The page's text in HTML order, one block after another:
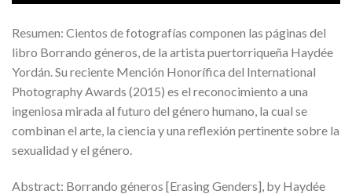
Resumen: Cientos de fotografías componen las páginas del
libro Borrando géneros, de la artista puertorriqueña Haydée
Yordán. Su reciente Mención Honorífica del International
Photography Awards (2015) es el reconocimiento a una
ingeniosa mirada al futuro del género humano, la cual se
combinan el arte, la ciencia y una reflexión pertinente sobre la
sexualidad y el género.
Abstract: Borrando géneros [Erasing Genders], by Haydée